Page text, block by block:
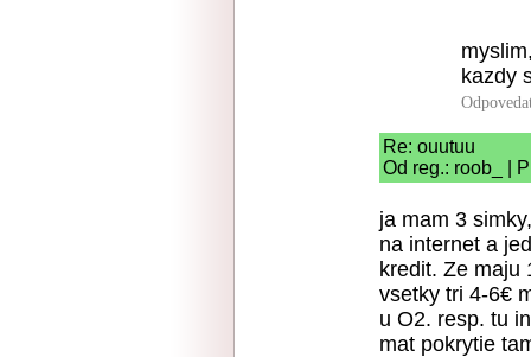
kazdy
Re: ouutuu
Od reg.: roob_ |
ja mam 3
na internet a
kredit. Ze maju
vsetky tri 4-6€
u O2. resp. tu
mat pokrytie